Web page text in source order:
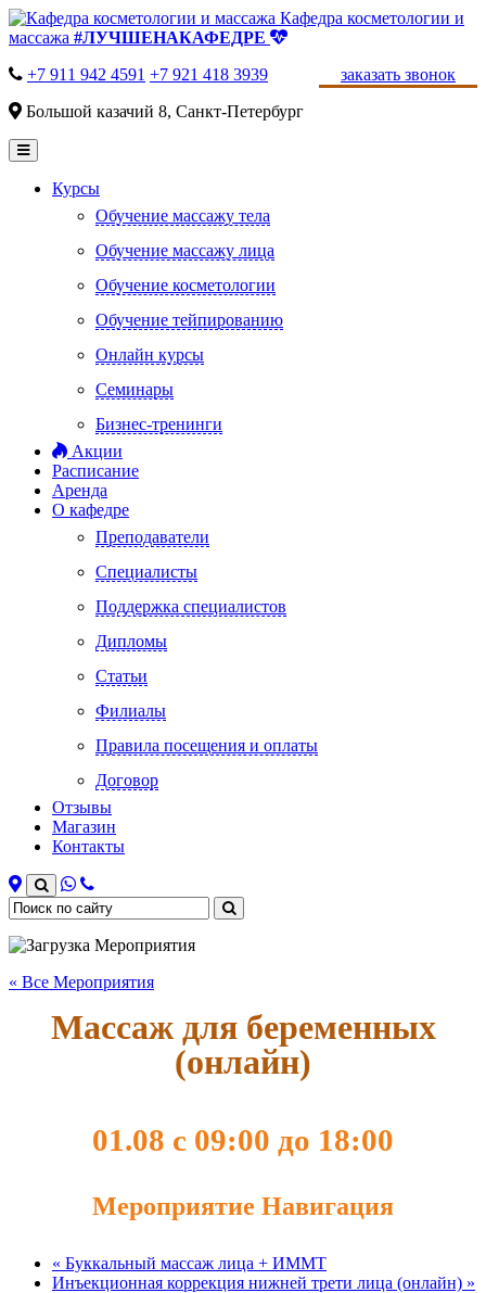
Кафедра косметологии и
массажа #ЛУЧШЕНАКАФЕДРЕ
заказать звонок
+7 911 942 4591 +7 921 418 3939
Большой казачий 8, Санкт-Петербург
Курсы
Обучение массажу тела
Обучение массажу лица
Обучение косметологии
Обучение тейпированию
Онлайн курсы
Семинары
Бизнес-тренинги
Акции
Расписание
Аренда
О кафедре
Преподаватели
Специалисты
Поддержка специалистов
Дипломы
Статьи
Филиалы
Правила посещения и оплаты
Договор
Отзывы
Магазин
Контакты
« Все Мероприятия
Массаж для беременных
(онлайн)
01.08 с 09:00 до 18:00
Мероприятие Навигация
« Буккальный массаж лица + ИММТ
Инъекционная коррекция нижней трети лица (онлайн) »